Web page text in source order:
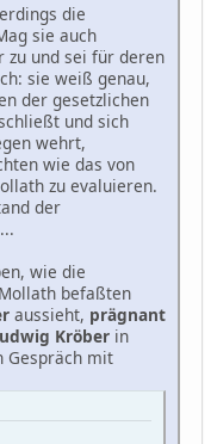
die
sie auch
zu und sei für deren
sie weiß genau,
der gesetzlichen
und sich
wehrt,
wie das von
zu evaluieren.
der
wie die
befaßten
aussieht, prägnant
Kröber in
Gespräch mit